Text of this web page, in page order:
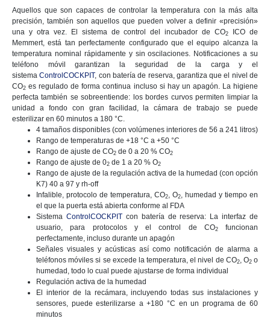
Aquellos que son capaces de controlar la temperatura con la más alta
precisión, también son aquellos que pueden volver a definir «precisión»
una y otra vez. El sistema de control del incubador de CO2
ICO de
Memmert, está tan perfectamente configurado que el equipo alcanza la
temperatura nominal rápidamente y sin oscilaciones. Notificaciones a su
teléfono móvil garantizan la seguridad de la carga y el
sistemaControlCOCKPIT, con batería de reserva, garantiza que el nivel de
CO2 es regulado de forma continua incluso si hay un apagón. La higiene
perfecta también se sobreentiende: los bordes curvos permiten limpiar la
unidad a fondo con gran facilidad, la cámara de trabajo se puede
esterilizar en 60 minutos a 180 °C.
4 tamaños disponibles (con volúmenes interiores de 56 a 241 litros)
Rango de temperaturas de +18 °C a +50 °C
Rango de ajuste de CO2 de 0 a 20 % CO2
Rango de ajuste de 02 de 1 a 20 % O2
Rango de ajuste de la regulación activa de la humedad (con opción
K7) 40 a 97 y rh-off
Infalible, protocolo de temperatura, CO2, O2, humedad y tiempo en
el que la puerta está abierta conforme al FDA
Sistema ControlCOCKPITcon batería de reserva: La interfaz de
usuario, para protocolos y el control de CO2funcionan
perfectamente, incluso durante un apagón
Señales visuales y acústicas así como notificación de alarma a
teléfonos móviles si se excede la temperatura, el nivel de CO2, O2o
humedad, todo lo cual puede ajustarse de forma individual
Regulación activa de la humedad
El interior de la recámara, incluyendo todas sus instalaciones y
sensores, puede esterilizarse a +180 °C en un programa de 60
minutos